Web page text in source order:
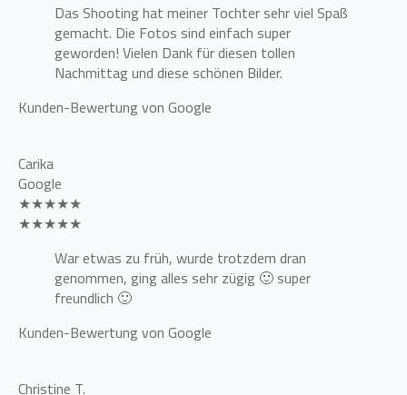
Das Shooting hat meiner Tochter sehr viel Spaß
gemacht. Die Fotos sind einfach super
geworden! Vielen Dank für diesen tollen
Nachmittag und diese schönen Bilder.
Kunden-Bewertung von Google
Carika
Google
★★★★★
★★★★★
War etwas zu früh, wurde trotzdem dran
genommen, ging alles sehr zügig 🙂 super
freundlich 🙂
Kunden-Bewertung von Google
Christine T.